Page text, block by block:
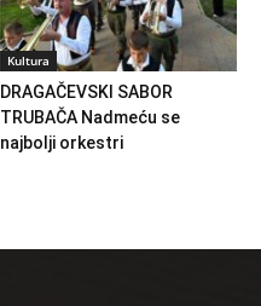
Kultura
DRAGAČEVSKI SABOR
TRUBAČA Nadmeću se
najbolji orkestri